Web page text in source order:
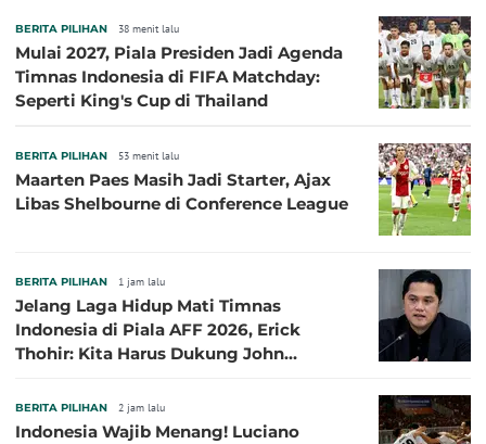
BERITA PILIHAN 38 menit lalu
Mulai 2027, Piala Presiden Jadi Agenda
Timnas Indonesia di FIFA Matchday:
Seperti King's Cup di Thailand
BERITA PILIHAN 53 menit lalu
Maarten Paes Masih Jadi Starter, Ajax
Libas Shelbourne di Conference League
BERITA PILIHAN 1 jam lalu
Jelang Laga Hidup Mati Timnas
Indonesia di Piala AFF 2026, Erick
Thohir: Kita Harus Dukung John
BERITA PILIHAN 2 jam lalu
Indonesia Wajib Menang! Luciano